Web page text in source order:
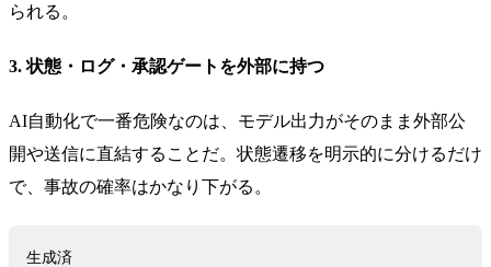
られる。
3. 状態・ログ・承認ゲートを外部に持つ
AI自動化で一番危険なのは、モデル出力がそのまま外部公
開や送信に直結することだ。状態遷移を明示的に分けるだけ
で、事故の確率はかなり下がる。
生成済